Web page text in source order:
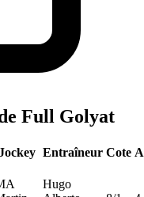
Full Golyat
Entraîneur Cote
Hugo